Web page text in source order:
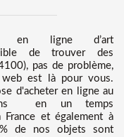
en ligne d’art
de trouver des
pas de problème,
web est là pour vous.
d'acheter en ligne au
en un temps
et également à
de nos objets sont